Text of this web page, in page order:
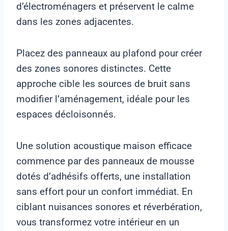
d’électroménagers et préservent le calme
dans les zones adjacentes.
Placez des panneaux au plafond pour créer
des zones sonores distinctes. Cette
approche cible les sources de bruit sans
modifier l’aménagement, idéale pour les
espaces décloisonnés.
Une solution acoustique maison efficace
commence par des panneaux de mousse
dotés d’adhésifs offerts, une installation
sans effort pour un confort immédiat. En
ciblant nuisances sonores et réverbération,
vous transformez votre intérieur en un